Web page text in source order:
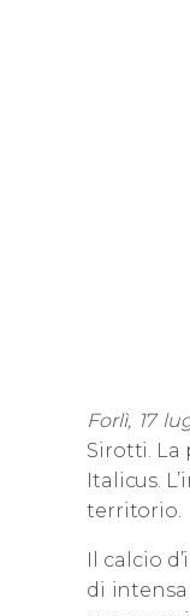
Forlì, 17
Sirotti. La
Italicus.
territorio.
Il calcio
di